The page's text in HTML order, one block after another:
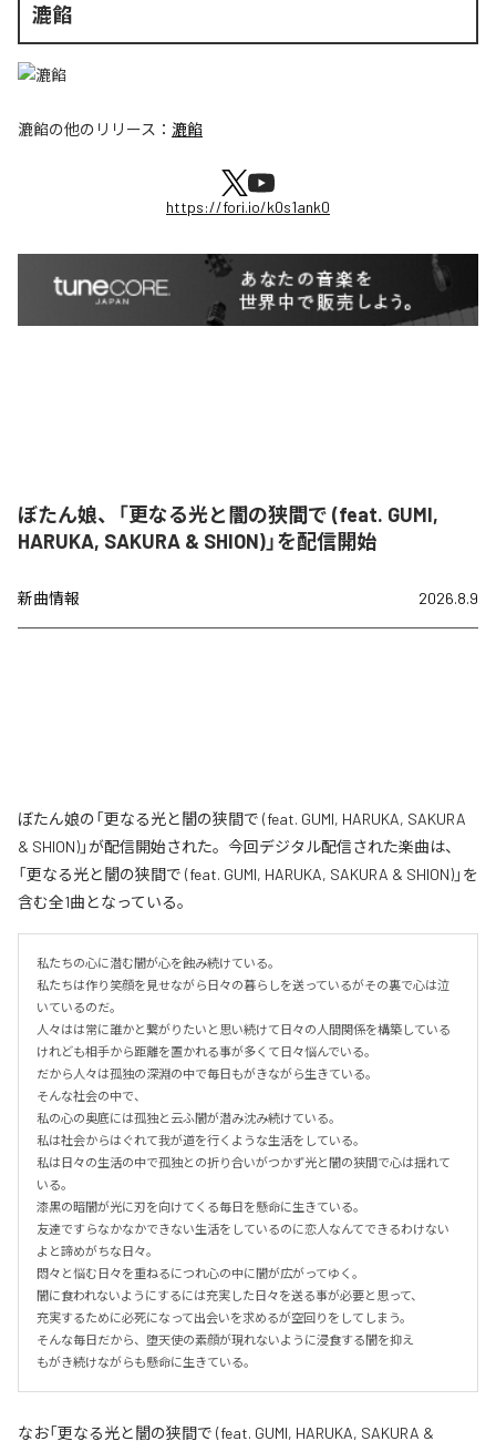
漉餡
漉餡の他のリリース： 漉餡
https://fori.io/k0s1ank0
ぼたん娘、「更なる光と闇の狭間で (feat. GUMI,
HARUKA, SAKURA & SHION)」を配信開始
新曲情報 2026.8.9
ぼたん娘の「更なる光と闇の狭間で (feat. GUMI, HARUKA, SAKURA
& SHION)」が配信開始された。今回デジタル配信された楽曲は、
「更なる光と闇の狭間で (feat. GUMI, HARUKA, SAKURA & SHION)」を
含む全1曲となっている。
私たちの心に潜む闇が心を蝕み続けている。
私たちは作り笑顔を見せながら日々の暮らしを送っているがその裏で心は泣
いているのだ。
人々はは常に誰かと繋がりたいと思い続けて日々の人間関係を構築している
けれども相手から距離を置かれる事が多くて日々悩んでいる。
だから人々は孤独の深淵の中で毎日もがきながら生きている。
そんな社会の中で、
私の心の奥底には孤独と云ふ闇が潜み沈み続けている。
私は社会からはぐれて我が道を行くような生活をしている。
私は日々の生活の中で孤独との折り合いがつかず光と闇の狭間で心は揺れて
いる。
漆黒の暗闇が光に刃を向けてくる毎日を懸命に生きている。
友達ですらなかなかできない生活をしているのに恋人なんてできるわけない
よと諦めがちな日々。
悶々と悩む日々を重ねるにつれ心の中に闇が広がってゆく。
闇に食われないようにするには充実した日々を送る事が必要と思って、
充実するために必死になって出会いを求めるが空回りをしてしまう。
そんな毎日だから、堕天使の素顔が現れないように浸食する闇を抑え
もがき続けながらも懸命に生きている。
なお「更なる光と闇の狭間で (feat. GUMI, HARUKA, SAKURA &